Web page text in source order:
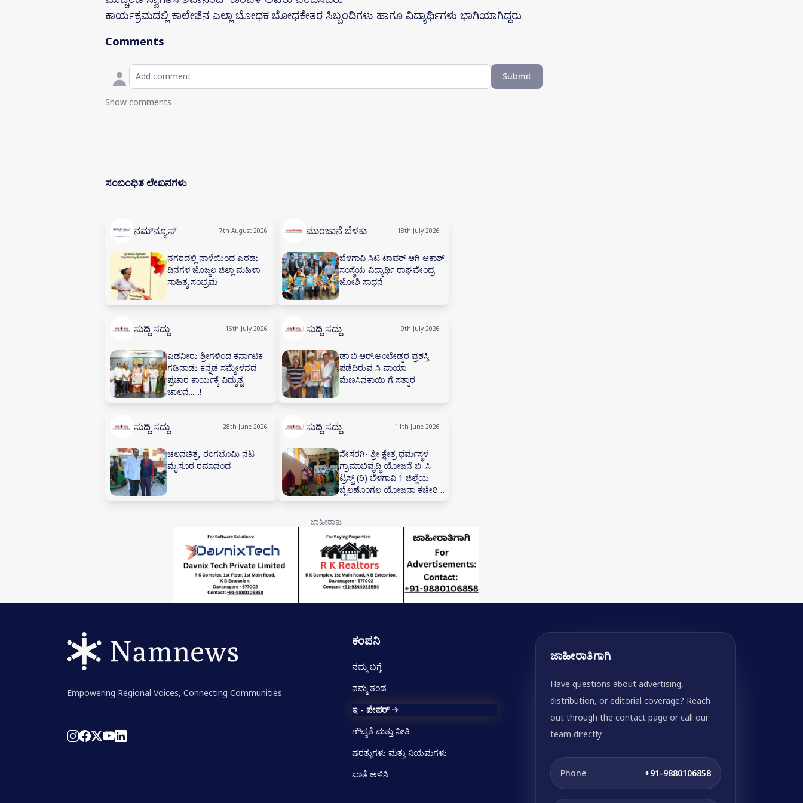
ಕಾರ್ಯಕ್ರಮದಲ್ಲಿ ಕಾಲೇಜಿನ ಎಲ್ಲಾ ಬೋಧಕ ಬೋಧಕೇತರ ಸಿಬ್ಬಂದಿಗಳು ಹಾಗೂ ವಿದ್ಯಾರ್ಥಿಗಳು ಭಾಗಿಯಾಗಿದ್ದರು
Comments
Submit
Show comments
ಸಂಬಂಧಿತ ಲೇಖನಗಳು
ನಮ್‌ನ್ಯೂಸ್ 7th August 2026
ನಗರದಲ್ಲಿ ನಾಳೆಯಿಂದ ಎರಡು
ದಿನಗಳ ಜೊಜ್ಜಲ ಜಿಲ್ಲಾ ಮಹಿಳಾ
ಸಾಹಿತ್ಯ ಸಂಭ್ರಮ
ಮುಂಜಾನೆ ಬೆಳಕು 18th July 2026
ಬೆಳಗಾವಿ ಸಿಟಿ ಟಾಪರ್ ಆಗಿ ಆಕಾಶ್
ಸಂಸ್ಥೆಯ ವಿದ್ಯಾರ್ಥಿ ರಾಘವೇಂದ್ರ
ಜೋಶಿ ಸಾಧನೆ
ಸುದ್ದಿ ಸದ್ದು 16th July 2026
ಎಡನೀರು ಶ್ರೀಗಳಿಂದ ಕರ್ನಾಟಕ
ಗಡಿನಾಡು ಕನ್ನಡ ಸಮ್ಮೇಳನದ
ಪ್ರಚಾರ ಕಾರ್ಯಕ್ಕೆ ವಿದ್ಯುತ್ವ
ಚಾಲನೆ......!
ಸುದ್ದಿ ಸದ್ದು 9th July 2026
ಡಾ.ಬಿ.ಆರ್.ಅಂಬೇಡ್ಕರ ಪ್ರಶಸ್ತಿ
ಪಡೆದಿರುವ ಸಿ ವಾಯಾ
ಮೆಣಸಿನಕಾಯಿ ಗೆ ಸತ್ಕಾರ
ಸುದ್ದಿ ಸದ್ದು 28th June 2026
ಚಲನಚಿತ್ರ, ರಂಗಭೂಮಿ ನಟ
ಮೈಸೂರ ರಮಾನಂದ
ಸುದ್ದಿ ಸದ್ದು 11th June 2026
ನೇಸರಗಿ- ಶ್ರೀ ಕ್ಷೇತ್ರ ಧರ್ಮಸ್ಥಳ
ಗ್ರಾಮಾಭಿವೃದ್ಧಿ ಯೋಜನೆ ಬಿ. ಸಿ
ಟ್ರಸ್ಟ್ (ರಿ) ಬೆಳಗಾವಿ 1 ಜಿಲ್ಲೆಯ
ಬೈಲಹೊಂಗಲ ಯೋಜನಾ ಕಚೇರಿ
ವ್ಯಾಪ್ತಿಯ
Empowering Regional Voices, Connecting Communities
ಕಂಪನಿ
ನಮ್ಮ ಬಗ್ಗೆ
ನಮ್ಮ ತಂಡ
ಇ - ಪೇಪರ್
ಗೌಪ್ಯತೆ ಮತ್ತು ನೀತಿ
ಷರತ್ತುಗಳು ಮತ್ತು ನಿಯಮಗಳು
ಖಾತೆ ಅಳಿಸಿ
ಜಾಹೀರಾತಿಗಾಗಿ
Have questions about advertising,
distribution, or editorial coverage? Reach
out through the contact page or call our
team directly.
Phone +91-9880106858